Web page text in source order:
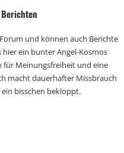
und können auch Berichte
ein bunter Angel-Kosmos
für Meinungsfreiheit und eine
macht dauerhafter Missbrauch
bisschen bekloppt.